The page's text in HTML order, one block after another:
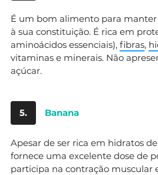
É um bom alimento para
à sua constituição. É rica em
aminoácidos essenciais), fibras,
vitaminas e minerais. Não
açúcar.
5. Banana
Apesar de ser rica em hidratos
fornece uma excelente dose de
participa na contração muscular